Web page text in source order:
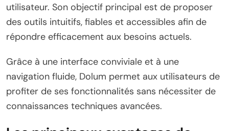
utilisateur. Son objectif principal est de proposer
des outils intuitifs, fiables et accessibles afin de
répondre efficacement aux besoins actuels.
Grâce à une interface conviviale et à une
navigation fluide, Dolum permet aux utilisateurs de
profiter de ses fonctionnalités sans nécessiter de
connaissances techniques avancées.